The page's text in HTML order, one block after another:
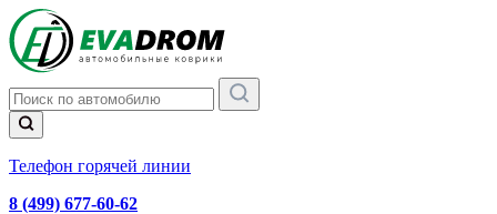
Телефон горячей линии
8 (499) 677-60-62